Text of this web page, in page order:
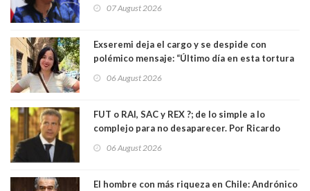
07 August 2026
Exseremi deja el cargo y se despide con
polémico mensaje: “Último día en esta tortura
06 August 2026
FUT o RAI, SAC y REX ?; de lo simple a lo
complejo para no desaparecer. Por Ricardo
06 August 2026
El hombre con más riqueza en Chile: Andrónico